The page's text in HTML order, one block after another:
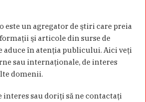
este un agregator de ştiri care preia
şi articole din surse de
aduce în atenţia publicului. Aici veţi
sau internaţionale, de interes
domenii.
interes sau doriţi să ne contactaţi